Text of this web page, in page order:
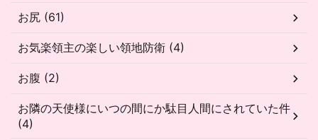
お尻 (61)
お気楽領主の楽しい領地防衛 (4)
お腹 (2)
お隣の天使様にいつの間にか駄目人間にされていた件
(4)